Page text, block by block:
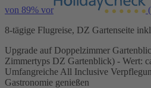
von 89% vor
8-tägige Flugreise, DZ Gartenseite
Upgrade auf Doppelzimmer
Zimmertyps DZ Gartenblick) - Wert:
Umfangreiche All Inclusive
Gastronomie genießen